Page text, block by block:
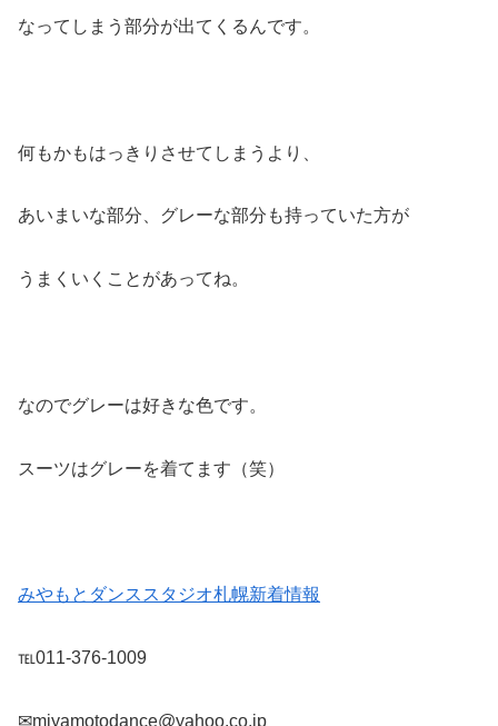
なってしまう部分が出てくるんです。
何もかもはっきりさせてしまうより、
あいまいな部分、グレーな部分も持っていた方が
うまくいくことがあってね。
なのでグレーは好きな色です。
スーツはグレーを着てます（笑）
みやもとダンススタジオ札幌新着情報
℡011-376-1009
✉miyamotodance@yahoo.co.jp